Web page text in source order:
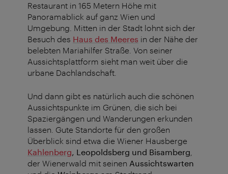
Restaurant in 165 Metern Höhe mit
Panoramablick auf ganz Wien und
Umgebung. Mitten in der Stadt lohnt sich der
Besuch des Haus des Meeres in der Nähe der
belebten Mariahilfer Straße. Von seiner
Aussichtsplattform sieht man weit über die
urbane Dachlandschaft.
Und dann gibt es natürlich auch die schönen
Aussichtspunkte im Grünen, die sich bei
Spaziergängen und Wanderungen erkunden
lassen. Gute Standorte für den großen
Überblick sind etwa die Wiener Hausberge
Kahlenberg, Leopoldsberg und Bisamberg
der Wienerwald mit seinen Aussichtswarten